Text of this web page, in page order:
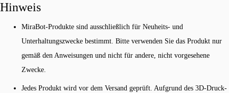
Hinweis
MiraBot-Produkte sind ausschließlich für Neuheits- und
Unterhaltungszwecke bestimmt. Bitte verwenden Sie das Produkt nur
gemäß den Anweisungen und nicht für andere, nicht vorgesehene
Zwecke.
Jedes Produkt wird vor dem Versand geprüft. Aufgrund des 3D-Druck-